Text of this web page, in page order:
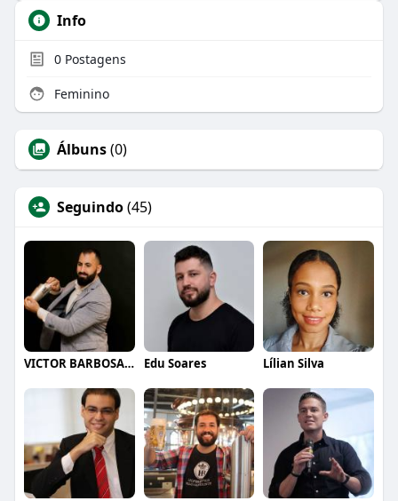
Info
0Postagens
Feminino
Álbuns(0)
Seguindo(45)
VICTOR BARBOSA QUARANTA Edu Soares Lílian Silva